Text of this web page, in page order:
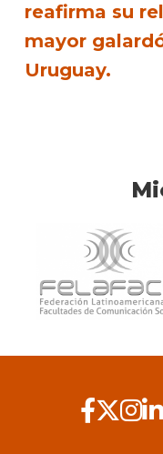
reafirma su
mayor
Uruguay.